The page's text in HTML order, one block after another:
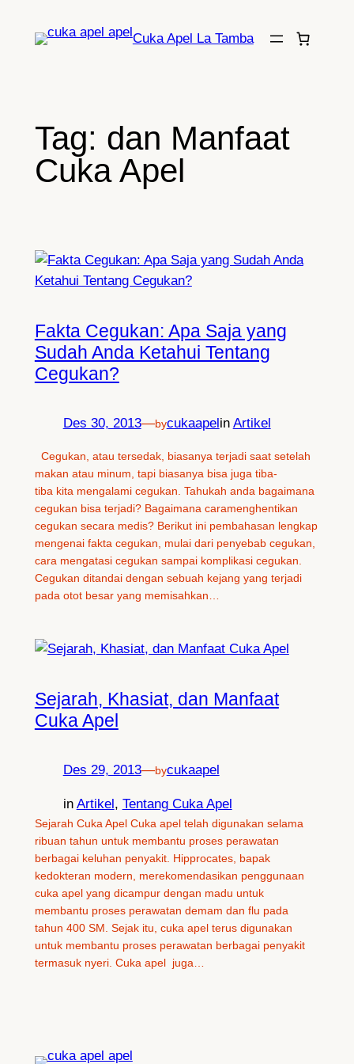
Cuka Apel La Tamba
Tag: dan Manfaat
Cuka Apel
Fakta Cegukan: Apa Saja yang
Sudah Anda Ketahui Tentang
Cegukan?
Des 30, 2013—bycukaapel in Artikel
Cegukan, atau tersedak, biasanya terjadi saat setelah
makan atau minum, tapi biasanya bisa juga tiba-
tiba kita mengalami cegukan. Tahukah anda bagaimana
cegukan bisa terjadi? Bagaimana caramenghentikan
cegukan secara medis? Berikut ini pembahasan lengkap
mengenai fakta cegukan, mulai dari penyebab cegukan,
cara mengatasi cegukan sampai komplikasi cegukan.
Cegukan ditandai dengan sebuah kejang yang terjadi
pada otot besar yang memisahkan…
Sejarah, Khasiat, dan Manfaat
Cuka Apel
Des 29, 2013—bycukaapel
in Artikel, Tentang Cuka Apel
Sejarah Cuka Apel Cuka apel telah digunakan selama
ribuan tahun untuk membantu proses perawatan
berbagai keluhan penyakit. Hipprocates, bapak
kedokteran modern, merekomendasikan penggunaan
cuka apel yang dicampur dengan madu untuk
membantu proses perawatan demam dan flu pada
tahun 400 SM. Sejak itu, cuka apel terus digunakan
untuk membantu proses perawatan berbagai penyakit
termasuk nyeri. Cuka apel juga…